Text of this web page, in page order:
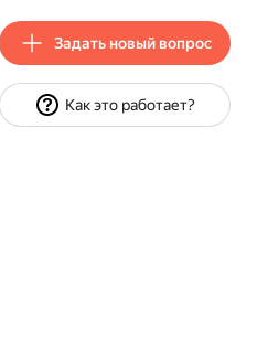
Задать новый вопрос
Как это работает?